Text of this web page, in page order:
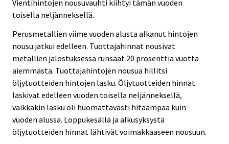
Vientihintojen nousuvauhti kiihtyi tämän vuoden
toisella neljänneksellä.
Perusmetallien viime vuoden alusta alkanut hintojen
nousu jatkui edelleen. Tuottajahinnat nousivat
metallien jalostuksessa runsaat 20 prosenttia vuotta
aiemmasta. Tuottajahintojen nousua hillitsi
öljytuotteiden hintojen lasku. Öljytuotteiden hinnat
laskivat edelleen vuoden toisella neljänneksellä,
vaikkakin lasku oli huomattavasti hitaampaa kuin
vuoden alussa. Loppukesällä ja alkusyksystä
öljytuotteiden hinnat lähtivät voimakkaaseen nousuun.